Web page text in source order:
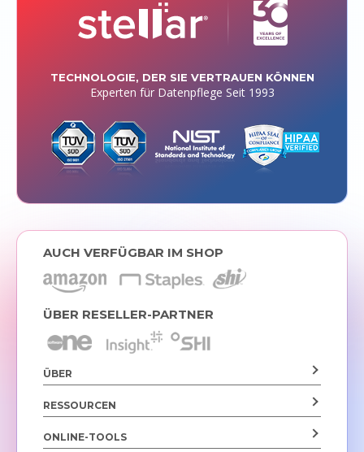
TECHNOLOGIE, DER SIE VERTRAUEN KÖNNEN
Experten für Datenpflege Seit 1993
AUCH VERFÜGBAR IM SHOP
ÜBER RESELLER-PARTNER
ÜBER
RESSOURCEN
ONLINE-TOOLS